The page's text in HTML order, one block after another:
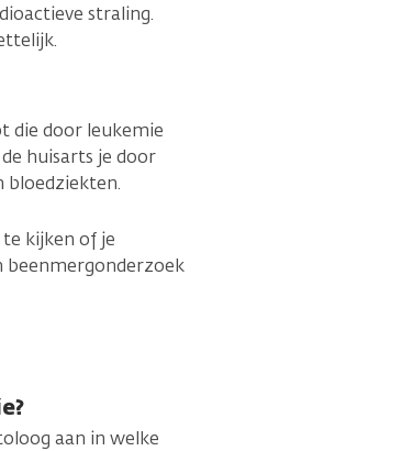
straling.
die door leukemie
huisarts je door
bloedziekten.
kijken of je
beenmergonderzoek
aan in welke